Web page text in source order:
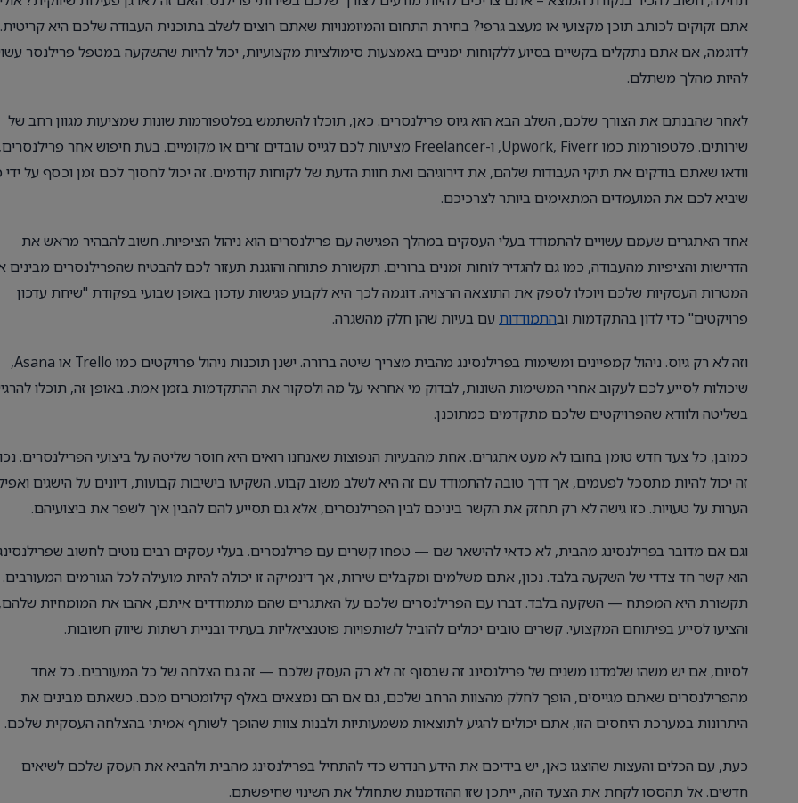
אתם זקוקים לכותב תוכן מקצועי או מעצב גרפי? בחירת התחום והמיומנויות שאתם רוצים לשלב בתוכנית העבודה שלכם היא קריטית.
לדוגמה, אם אתם נתקלים בקשיים בסיוע ללקוחות ימניים באמצעות סימולציות מקצועיות, יכול להיות שהשקעה במטפל פרילנסר
להיות מהלך משתלם.
לאחר שהבנתם את הצורך שלכם, השלב הבא הוא גיוס פרילנסרים. כאן, תוכלו להשתמש בפלטפורמות שונות שמציעות מגוון רחב של
שירותים. פלטפורמות כמו Upwork, Fiverr, ו-Freelancer מציעות לכם לגייס עובדים זרים או מקומיים. בעת חיפוש אחר פרילנסרים,
וודאו שאתם בודקים את תיקי העבודות שלהם, את דירוגיהם ואת חוות הדעת של לקוחות קודמים. זה יכול לחסוך לכם זמן וכסף על ידי
שיביא לכם את המועמדים המתאימים ביותר לצרכיכם.
אחד האתגרים שעמם עשויים להתמודד בעלי העסקים במהלך הפגישה עם פרילנסרים הוא ניהול הציפיות. חשוב להבהיר מראש את
הדרישות והציפיות מהעבודה, כמו גם להגדיר לוחות זמנים ברורים. תקשורת פתוחה והוגנת תעזור לכם להבטיח שהפרילנסרים מבינים
המטרות העסקיות שלכם ויוכלו לספק את התוצאה הרצויה. דוגמה לכך היא לקבוע פגישות עדכון באופן שבועי בפקודת "שיחת עדכון
פרויקטים" כדי לדון בהתקדמות ובהתמודדות עם בעיות שהן חלק מהשגרה.
וזה לא רק גיוס. ניהול קמפיינים ומשימות בפרילנסינג מהבית מצריך שיטה ברורה. ישנן תוכנות ניהול פרויקטים כמו Trello או Asana,
שיכולות לסייע לכם לעקוב אחרי המשימות השונות, לבדוק מי אחראי על מה ולסקור את ההתקדמות בזמן אמת. באופן זה, תוכלו
בשליטה ולוודא שהפרויקטים שלכם מתקדמים כמתוכנן.
כמובן, כל צעד חדש טומן בחובו לא מעט אתגרים. אחת מהבעיות הנפוצות שאנחנו רואים היא חוסר שליטה על ביצועי הפרילנסרים.
זה יכול להיות מתסכל לפעמים, אך דרך טובה להתמודד עם זה היא לשלב משוב קבוע. השקיעו בישיבות קבועות, דיונים על הישגים
הערות על טעויות. כזו גישה לא רק תחזק את הקשר ביניכם לבין הפרילנסרים, אלא גם תסייע להם להבין איך לשפר את ביצועיהם.
וגם אם מדובר בפרילנסינג מהבית, לא כדאי להישאר שם — טפחו קשרים עם פרילנסרים. בעלי עסקים רבים נוטים לחשוב
הוא קשר חד צדדי של השקעה בלבד. נכון, אתם משלמים ומקבלים שירות, אך דינמיקה זו יכולה להיות מועילה לכל הגורמים המעורבים.
תקשורת היא המפתח — השקעה בלבד. דברו עם הפרילנסרים שלכם על האתגרים שהם מתמודדים איתם, אהבו את המומחיות שלהם,
והציעו לסייע בפיתוחם המקצועי. קשרים טובים יכולים להוביל לשותפויות פוטנציאליות בעתיד ובניית רשתות שיווק חשובות.
לסיום, אם יש משהו שלמדנו משנים של פרילנסינג זה שבסוף זה לא רק העסק שלכם — זה גם הצלחה של כל המעורבים. כל אחד
מהפרילנסרים שאתם מגייסים, הופך לחלק מהצוות הרחב שלכם, גם אם הם נמצאים באלף קילומטרים מכם. כשאתם מבינים את
היתרונות במערכת היחסים הזו, אתם יכולים להגיע לתוצאות משמעותיות ולבנות צוות שהופך לשותף אמיתי בהצלחה העסקית שלכם.
כעת, עם הכלים והעצות שהוצגו כאן, יש בידיכם את הידע הנדרש כדי להתחיל בפרילנסינג מהבית ולהביא את העסק שלכם לשיאים
חדשים. אל תהססו לקחת את הצעד הזה, ייתכן שזו ההזדמנות שתחולל את השינוי שחיפשתם.